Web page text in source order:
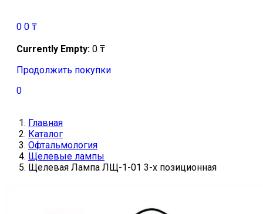
0 0 ₸
Currently Empty: 0 ₸
Продолжить покупки
0
Главная
Каталог
Офтальмология
Щелевые лампы
Щелевая Лампа ЛЩ-1-01 3-х позиционная